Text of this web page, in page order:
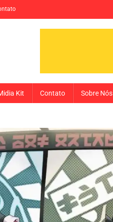
Kit Contato Sobre Nós